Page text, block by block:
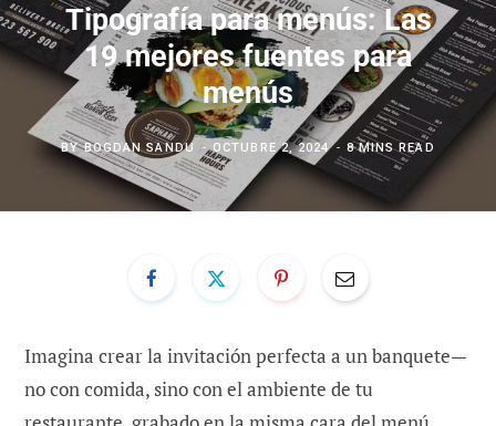
Tipografía para menús: Las
19 mejores fuentes para
menús
BYBOGDAN SANDU OCTUBRE 2, 2024 8 MINS READ
Imagina crear la invitación perfecta a un banquete—
no con comida, sino con el ambiente de tu